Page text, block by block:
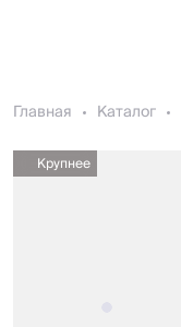
Главная Каталог
Крупнее